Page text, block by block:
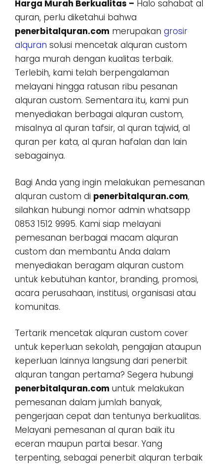
Harga Murah Berkualitas – Halo sahabat al
quran, perlu diketahui bahwa
penerbitalquran.com merupakan grosir
alquran solusi mencetak alquran custom
harga murah dengan kualitas terbaik.
Terlebih, kami telah berpengalaman
melayani hingga ratusan ribu pesanan
alquran custom. Sementara itu, kami pun
menyediakan berbagai alquran custom,
misalnya al quran tafsir, al quran tajwid, al
quran per kata, al quran hafalan dan lain
sebagainya.
Bagi Anda yang ingin melakukan pemesanan
alquran custom di penerbitalquran.com,
silahkan hubungi nomor admin whatsapp
0853 1512 9995. Kami siap melayani
pemesanan berbagai macam alquran
custom dan membantu Anda dalam
menyediakan beragam alquran custom
untuk kebutuhan kantor, branding, promosi,
acara perusahaan, institusi, organisasi atau
komunitas.
Tertarik mencetak alquran custom cover
untuk keperluan sekolah, pengajian ataupun
keperluan lainnya langsung dari penerbit
alquran tangan pertama? Segera hubungi
penerbitalquran.com untuk melakukan
pemesanan dalam jumlah banyak,
pengerjaan cepat dan tentunya berkualitas.
Melayani pemesanan al quran baik itu
eceran maupun partai besar. Yang
terpenting, sebagai penerbit alquran terbaik